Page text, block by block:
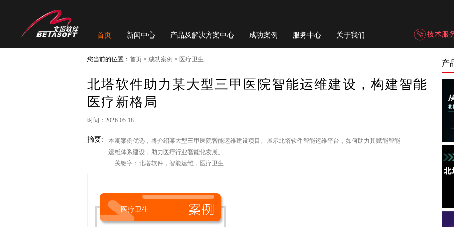
首页 新闻中心 产品及解决方案中心 成功案例 服务中心 关于我们
您当前的位置： 首页 > 成功案例 > 医疗卫生
北塔软件助力某大型三甲医院智能运维建设，构建智能
医疗新格局
时间：2026-05-18
摘要:
本期案例优选，将介绍某大型三甲医院智能运维建设项目。展示北塔软件智能运维平台，如何助力其赋能智能
运维体系建设，助力医疗行业智能化发展。
关键字：北塔软件，智能运维，医疗卫生
医疗卫生
产